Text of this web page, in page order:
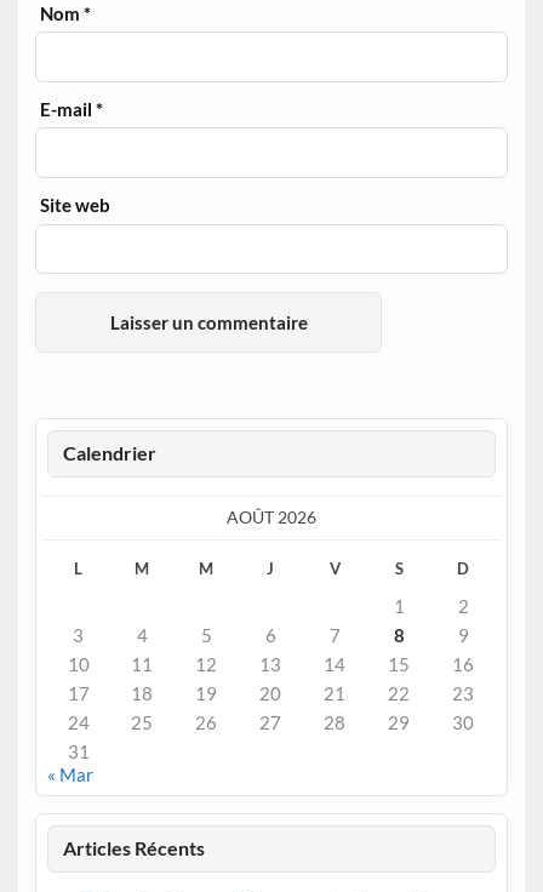
Nom*
E-mail*
Site web
Calendrier
AOÛT 2026
L M M J V S D
1
2
3
4 5 6 7 8
9
10
11 12 13 14 15
16
17
18 19 20 21 22
23
24
25 26 27 28 29
30
31
« Mar
Articles Récents